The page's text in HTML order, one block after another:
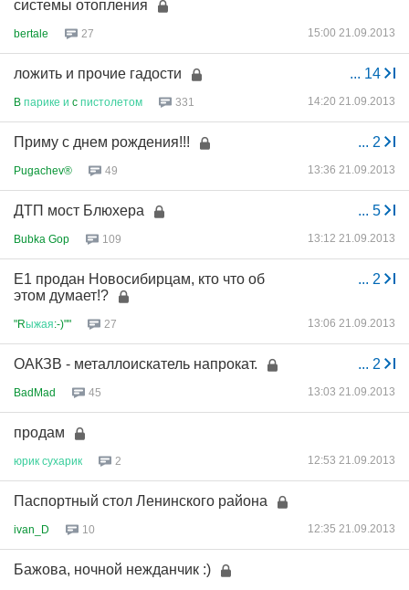
системы отопления
bertale 27 15:00 21.09.2013
... 14
ложить и прочие гадости
B парике и c пистолетом 331 14:20 21.09.2013
... 2
Приму с днем рождения!!!
Pugachev® 49 13:36 21.09.2013
... 5
ДТП мост Блюхера
Bubka Gop 109 13:12 21.09.2013
... 2
Е1 продан Новосибирцам, кто что об
этом думает!?
"Rыжая:-)"" 27 13:06 21.09.2013
... 2
ОАКЗВ - металлоискатель напрокат.
BadMad 45 13:03 21.09.2013
продам
юрик сухарик 2 12:53 21.09.2013
Паспортный стол Ленинского района
ivan_D 10 12:35 21.09.2013
Бажова, ночной нежданчик :)